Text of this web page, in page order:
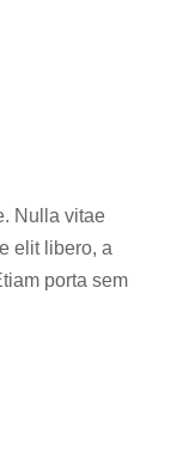
Nulla vitae
elit libero, a
porta sem